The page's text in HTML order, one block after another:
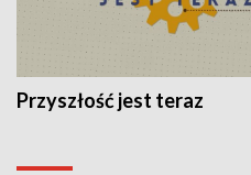
Przyszłość jest teraz